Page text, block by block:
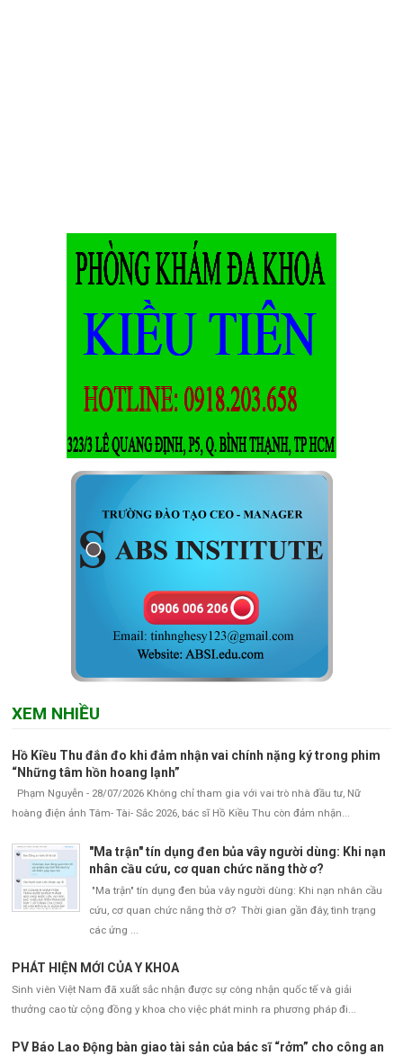
XEM NHIỀU
Hồ Kiều Thu đắn đo khi đảm nhận vai chính nặng ký trong phim
“Những tâm hồn hoang lạnh”
Phạm Nguyễn - 28/07/2026 Không chỉ tham gia với vai trò nhà đầu tư, Nữ
hoàng điện ảnh Tâm- Tài- Sắc 2026, bác sĩ Hồ Kiều Thu còn đảm nhận...
"Ma trận" tín dụng đen bủa vây người dùng: Khi nạn
nhân cầu cứu, cơ quan chức năng thờ ơ?
"Ma trận" tín dụng đen bủa vây người dùng: Khi nạn nhân cầu
cứu, cơ quan chức năng thờ ơ? Thời gian gần đây, tình trạng
các ứng ...
PHÁT HIỆN MỚI CỦA Y KHOA
Sinh viên Việt Nam đã xuất sắc nhận được sự công nhận quốc tế và giải
thưởng cao từ cộng đồng y khoa cho việc phát minh ra phương pháp đi...
PV Báo Lao Động bàn giao tài sản của bác sĩ “rởm” cho công an